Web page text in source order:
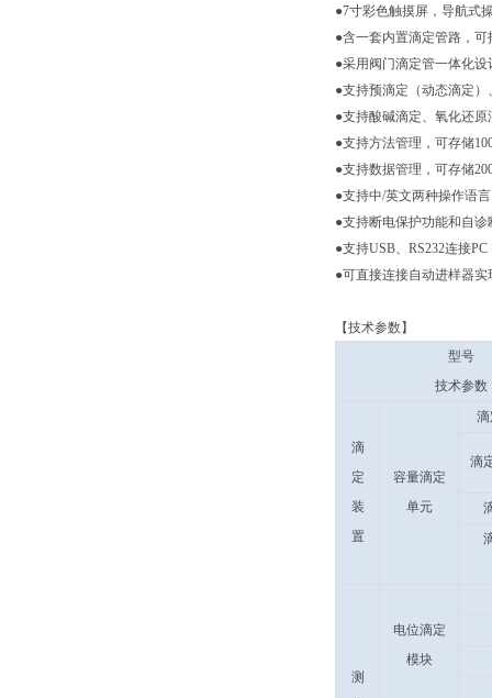
●7寸彩色触摸屏，导航式
●含一套内置滴定管路，
●采用阀门滴定管一体化设
●支持预滴定（动态滴定
●支持酸碱滴定、氧化还
●支持方法管理，可存储
●支持数据管理，可存储
●支持中/英文两种操作语
●支持断电保护功能和自诊
●支持USB、RS232连接
●可直接连接自动进样器
【技术参数】
型号
技术参数
滴
定
装
置
容量滴定
单元
滴
测
电位滴定
模块